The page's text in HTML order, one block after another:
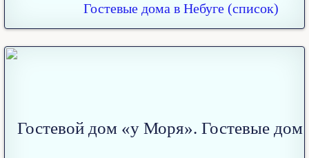
Гостевые дома в Небуге (список)